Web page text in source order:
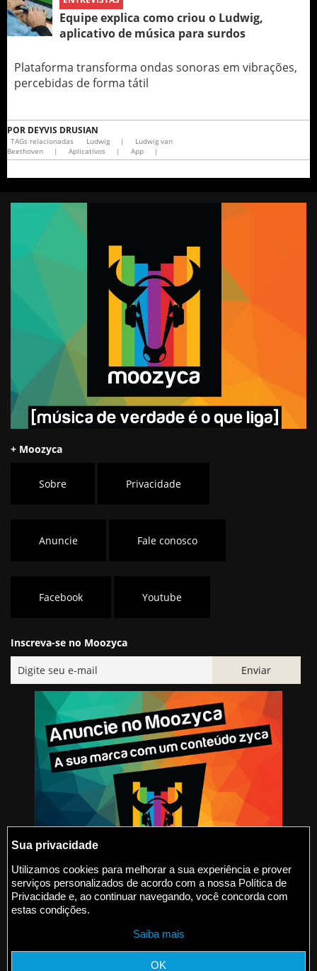
Equipe explica como criou o Ludwig‏,
aplicativo de música para surdos
Plataforma transforma ondas sonoras em vibrações,
percebidas de forma tátil
POR DEYVIS DRUSIAN
TAGs relacionadas Ludwig |
Ludwig van
Beethoven
| Aplicativos | App |
+ Moozyca
Sobre Privacidade
Anuncie Fale conosco
Facebook Youtube
Inscreva-se no Moozyca
@2015-2026 Moozyca
Sua privacidade
Utilizamos cookies para melhorar a sua experiência e prover
serviços personalizados de acordo com a nossa Política de
Privacidade e, ao continuar navegando, você concorda com
estas condições.
Saiba mais
OK